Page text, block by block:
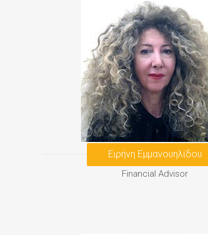
Ειρήνη Εμμανουηλίδου
Financial Advisor